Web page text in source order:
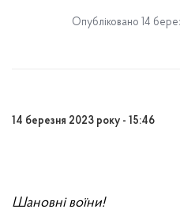
Опубліковано 14
14 березня 2023 року - 15:46
Шановні воїни!